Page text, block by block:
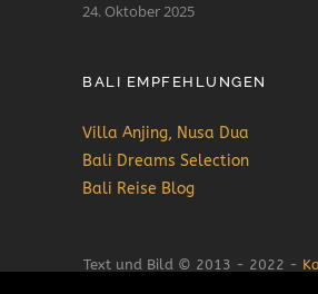
24. Oktober 2025
BALI EMPFEHLUNGEN
Villa Anjing, Nusa Dua
Bali Dreams Selection
Bali Reise Blog
Text und Bild © 2013 - 2022 -